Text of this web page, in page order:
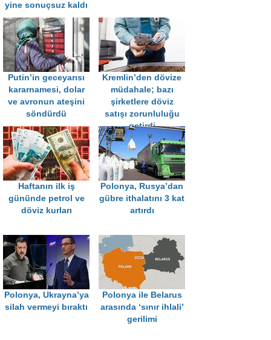
yine sonuçsuz kaldı
Putin’in geceyarısı
kararnamesi, dolar
ve avronun ateşini
söndürdü
Kremlin’den dövize
müdahale; bazı
şirketlere döviz
satışı zorunluluğu
getirdi
Haftanın ilk iş
gününde petrol ve
döviz kurları
Polonya, Rusya’dan
gübre ithalatını 3 kat
artırdı
Polonya, Ukrayna’ya
silah vermeyi bıraktı
Polonya ile Belarus
arasında ‘sınır ihlali’
gerilimi